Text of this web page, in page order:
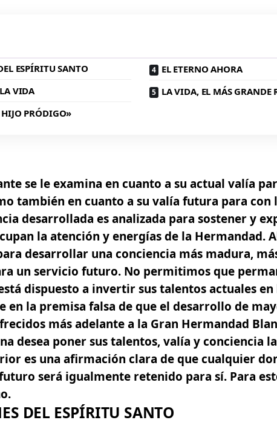
ESPÍRITU SANTO
VIDA
PRÓDIGO»
EL ETERNO AHORA
LA VIDA, EL MÁS GRANDE
se le examina en cuanto a su actual valía
también en cuanto a su valía futura para con
desarrollada es analizada para sostener y
la atención y energías de la Hermandad.
desarrollar una conciencia más madura,
un servicio futuro.No permitimos que
dispuesto a invertir sus talentos actuales en
en la premisa falsa de que el desarrollo de
más adelante a la Gran Hermandad
desea poner sus talentos, valía y conciencia
es una afirmación clara de que cualquier
será igualmente retenido para sí. Para
DEL ESPÍRITU SANTO